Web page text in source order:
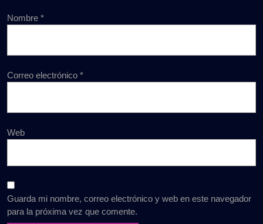
Nombre *
Correo electrónico *
Web
Guarda mi nombre, correo electrónico y web en este navegador
para la próxima vez que comente.